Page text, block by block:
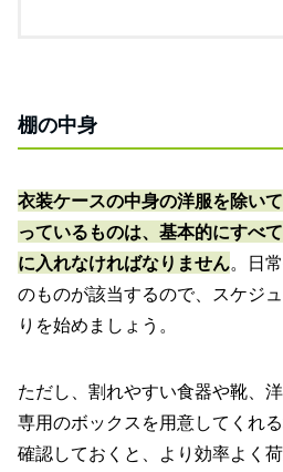
棚の中身
衣装ケースの中身の洋服を除い
っているものは、基本的にすべ
に入れなければなりません。日
のものが該当するので、スケジ
りを始めましょう。
ただし、割れやすい食器や靴、
専用のボックスを用意してくれ
確認しておくと、より効率よく